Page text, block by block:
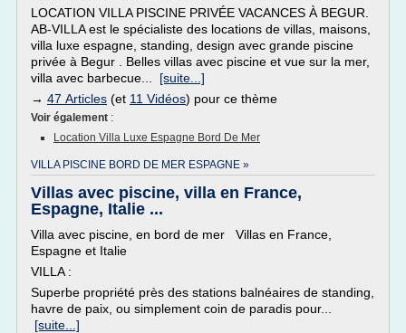
LOCATION VILLA PISCINE PRIVÉE VACANCES À BEGUR.
AB-VILLA est le spécialiste des locations de villas, maisons,
villa luxe espagne, standing, design avec grande piscine
privée à Begur . Belles villas avec piscine et vue sur la mer,
villa avec barbecue... [suite...]
→ 47 Articles (et 11 Vidéos) pour ce thème
Voir également :
Location Villa Luxe Espagne Bord De Mer
VILLA PISCINE BORD DE MER ESPAGNE »
Villas avec piscine, villa en France,
Espagne, Italie ...
Villa avec piscine, en bord de mer Villas en France,
Espagne et Italie
VILLA :
Superbe propriété près des stations balnéaires de standing,
havre de paix, ou simplement coin de paradis pour...
[suite...]